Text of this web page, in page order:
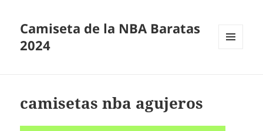
Camiseta de la NBA Baratas
2024
camisetas nba agujeros